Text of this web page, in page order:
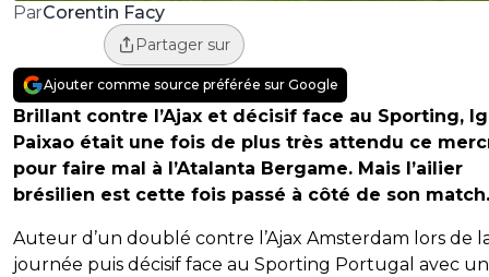
ParCorentin Facy
Partager sur
Ajouter comme source préférée sur Google
Brillant contre l’Ajax et décisif face au Sporting,
Paixao était une fois de plus très attendu ce
pour faire mal à l’Atalanta Bergame. Mais l’ailier
brésilien est cette fois passé à côté de son match.
Auteur d’un doublé contre l’Ajax Amsterdam lors de
journée puis décisif face au Sporting Portugal avec